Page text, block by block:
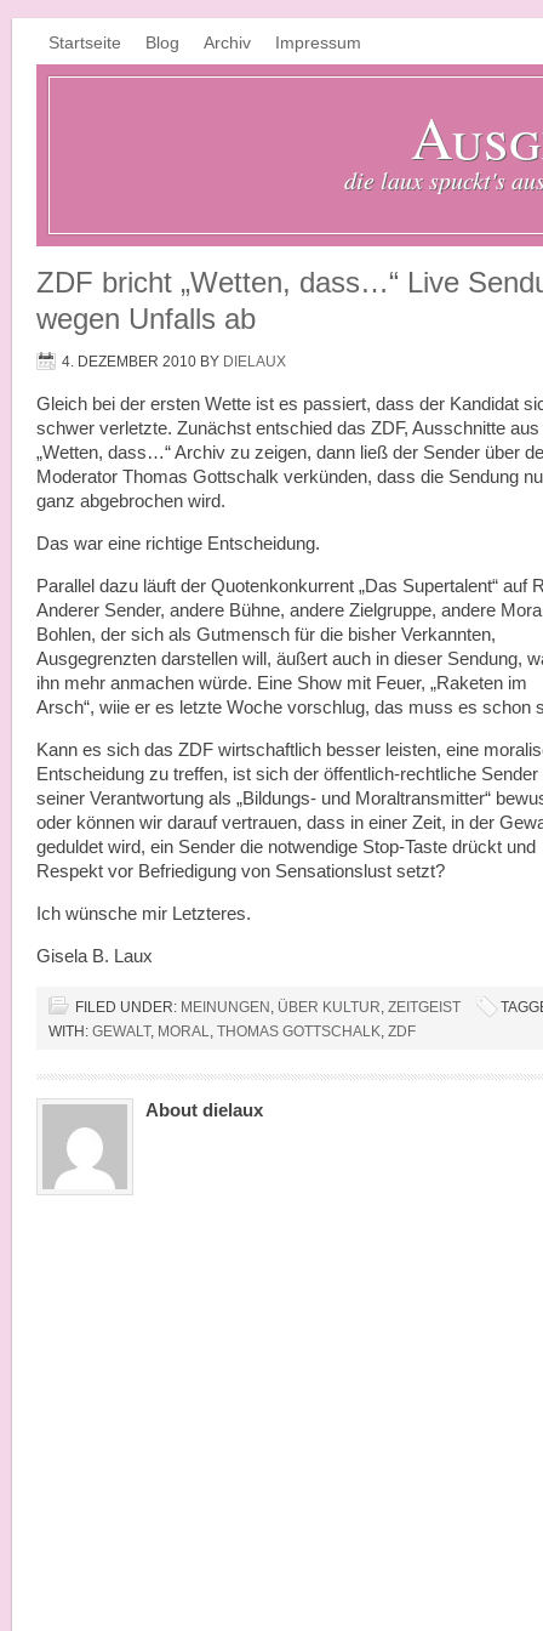
Startseite Blog Archiv Impressum
die laux spuckt's
ZDF bricht „Wetten, dass…“ Live
wegen Unfalls ab
4. DEZEMBER 2010 BY DIELAUX
Gleich bei der ersten Wette ist es passiert, dass der Kandidat
schwer verletzte. Zunächst entschied das ZDF, Ausschnitte
„Wetten, dass…“ Archiv zu zeigen, dann ließ der Sender über
Moderator Thomas Gottschalk verkünden, dass die Sendung
ganz abgebrochen wird.
Das war eine richtige Entscheidung.
Parallel dazu läuft der Quotenkonkurrent „Das Supertalent“ auf
Anderer Sender, andere Bühne, andere Zielgruppe, andere
Bohlen, der sich als Gutmensch für die bisher Verkannten,
Ausgegrenzten darstellen will, äußert auch in dieser Sendung,
ihn mehr anmachen würde. Eine Show mit Feuer, „Raketen im
Arsch“, wiie er es letzte Woche vorschlug, das muss es schon
Kann es sich das ZDF wirtschaftlich besser leisten, eine
Entscheidung zu treffen, ist sich der öffentlich-rechtliche Sender
seiner Verantwortung als „Bildungs- und Moraltransmitter“
oder können wir darauf vertrauen, dass in einer Zeit, in der
geduldet wird, ein Sender die notwendige Stop-Taste drückt und
Respekt vor Befriedigung von Sensationslust setzt?
Ich wünsche mir Letzteres.
Gisela B. Laux
FILED UNDER: MEINUNGEN , ÜBER KULTUR, ZEITGEIST
WITH: GEWALT, MORAL, THOMAS GOTTSCHALK, ZDF
About dielaux